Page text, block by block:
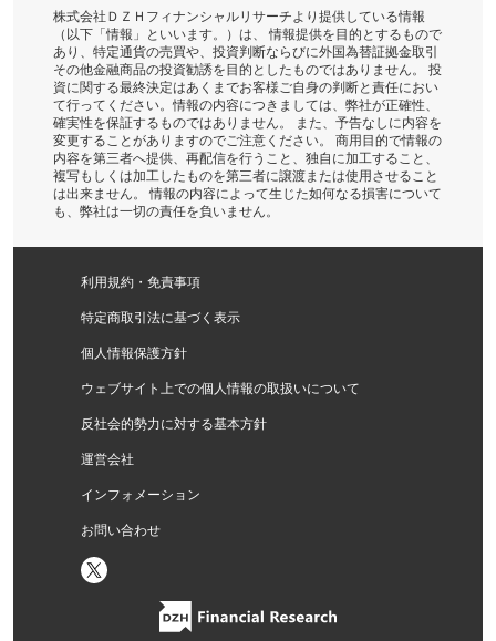
株式会社ＤＺＨフィナンシャルリサーチより提供している情報
（以下「情報」といいます。）は、 情報提供を目的とするもので
あり、特定通貨の売買や、投資判断ならびに外国為替証拠金取引
その他金融商品の投資勧誘を目的としたものではありません。 投
資に関する最終決定はあくまでお客様ご自身の判断と責任におい
て行ってください。情報の内容につきましては、弊社が正確性、
確実性を保証するものではありません。 また、予告なしに内容を
変更することがありますのでご注意ください。 商用目的で情報の
内容を第三者へ提供、再配信を行うこと、独自に加工すること、
複写もしくは加工したものを第三者に譲渡または使用させること
は出来ません。 情報の内容によって生じた如何なる損害について
も、弊社は一切の責任を負いません。
利用規約・免責事項
特定商取引法に基づく表示
個人情報保護方針
ウェブサイト上での個人情報の取扱いについて
反社会的勢力に対する基本方針
運営会社
インフォメーション
お問い合わせ